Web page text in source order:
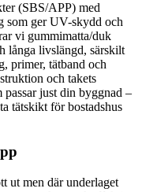
(SBS/APP) med
som ger UV-skydd och
vi gummimatta/duk
långa livslängd, särskilt
primer, tätband och
och takets
just din byggnad –
tätskikt för bostadshus
ut men där underlaget